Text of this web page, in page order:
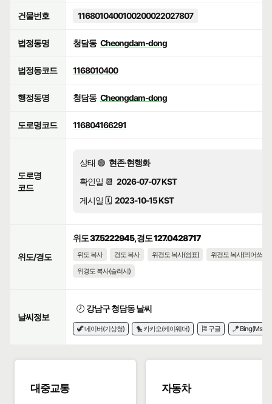
건물번호 1168010400100200022027807
법정동명 청담동 Cheongdam-dong
법정동코드 1168010400
행정동명 청담동 Cheongdam-dong
도로명코드 116804166291
도로명
코드
상태 🟢 현존·현행화
확인일 📆 2026-07-07 KST
게시일 🗓️ 2023-10-15 KST
위도/경도
위도 37.5222945, 경도 127.0428717
위도 복사 경도 복사 위경도 복사(쉼표)
위경도 복사(띄어쓰기)
위경도 복사(슬러시)
날씨정보
🕗 강남구 청담동 날씨
🦖 네이버(기상청) 🐤 카카오(케이웨더) 🎏 구글 🪁 Bing(Msn)
대중교통
자동차